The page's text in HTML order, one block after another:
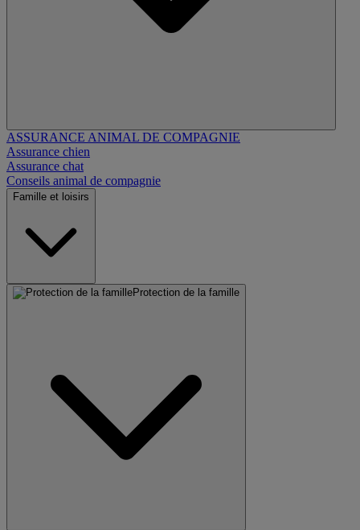
ASSURANCE ANIMAL DE COMPAGNIE
Assurance chien
Assurance chat
Conseils animal de compagnie
Famille et loisirs
Protection de la famille